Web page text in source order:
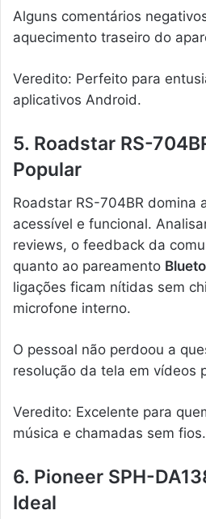
Alguns comentários
aquecimento traseiro do
Veredito: Perfeito para
aplicativos Android.
5. Roadstar RS-
Popular
Roadstar RS-704BR domina
acessível e funcional.
reviews, o feedback da
quanto ao pareamento
ligações ficam nítidas sem
microfone interno.
O pessoal não perdoou a
resolução da tela em vídeos
Veredito: Excelente para
música e chamadas sem fios.
6. Pioneer SPH-
Ideal